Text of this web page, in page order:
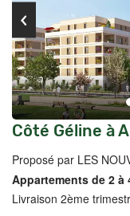
Côté Géline à
Proposé par LES
Appartements de 2 à
Livraison 2ème